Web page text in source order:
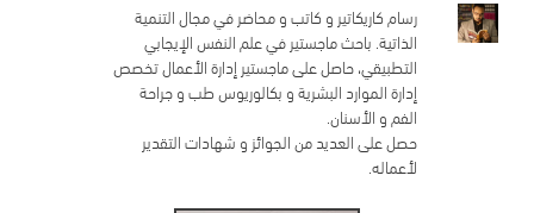
رسام كاريكاتير و كاتب و محاضر في مجال التنمية
الذاتية. باحث ماجستير في علم النفس الإيجابي
التطبيقي، حاصل على ماجستير إدارة الأعمال تخصص
إدارة الموارد البشرية و بكالوريوس طب و جراحة
الفم و الأسنان.
حصل على العديد من الجوائز و شهادات التقدير
لأعماله.